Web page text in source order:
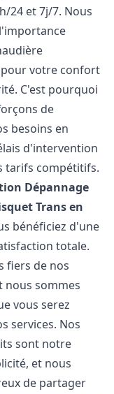
24 et 7j/7. Nous
votre confort
C'est pourquoi
de
besoins en
d'intervention
tarifs compétitifs.
Dépannage
Trans en
bénéficiez d'une
totale.
fiers de nos
nous sommes
vous serez
services. Nos
sont notre
et nous
de partager